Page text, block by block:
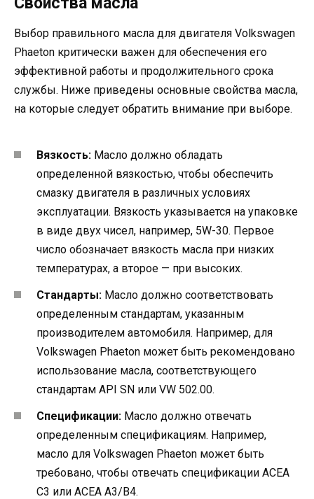
Выбор правильного масла для двигателя Volkswagen
Phaeton критически важен для обеспечения его
эффективной работы и продолжительного срока
службы. Ниже приведены основные свойства масла,
на которые следует обратить внимание при выборе.
Вязкость: Масло должно обладать
определенной вязкостью, чтобы обеспечить
смазку двигателя в различных условиях
эксплуатации. Вязкость указывается на упаковке
в виде двух чисел, например, 5W-30. Первое
число обозначает вязкость масла при низких
температурах, а второе — при высоких.
Стандарты: Масло должно соответствовать
определенным стандартам, указанным
производителем автомобиля. Например, для
Volkswagen Phaeton может быть рекомендовано
использование масла, соответствующего
стандартам API SN или VW 502.00.
Спецификации: Масло должно отвечать
определенным спецификациям. Например,
масло для Volkswagen Phaeton может быть
требовано, чтобы отвечать спецификации ACEA
C3 или ACEA A3/B4.